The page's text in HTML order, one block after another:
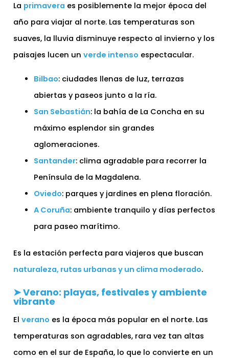
La primavera es posiblemente la mejor época del
año para viajar al norte. Las temperaturas son
suaves, la lluvia disminuye respecto al invierno y los
paisajes lucen unverde intenso espectacular.
Bilbao: ciudades llenas de luz, terrazas
abiertas y paseos junto a la ría.
San Sebastián: la bahía de La Concha en su
máximo esplendor sin grandes
aglomeraciones.
Santander: clima agradable para recorrer la
Península de la Magdalena.
Oviedo: parques y jardines en plena floración.
A Coruña: ambiente tranquilo y días perfectos
para paseo marítimo.
Es la estación perfecta para viajeros que buscan
naturaleza, rutas urbanas y un clima moderado.
➤ Verano: playas, festivales y ambiente
vibrante
Elverano es la época más popular en el norte. Las
temperaturas son agradables, rara vez tan altas
como en el sur de España, lo que lo convierte en un